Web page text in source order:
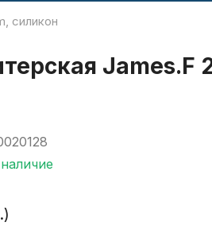
силикон
James.F